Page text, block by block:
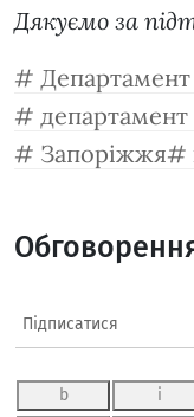
Дякуємо за
Департамент
департамент
Запоріжжя
Підписатися